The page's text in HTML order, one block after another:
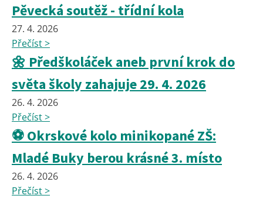
Pěvecká soutěž - třídní kola
27. 4. 2026
Přečíst >
🌼 Předškoláček aneb první krok do
světa školy zahajuje 29. 4. 2026
26. 4. 2026
Přečíst >
⚽ Okrskové kolo minikopané ZŠ:
Mladé Buky berou krásné 3. místo
26. 4. 2026
Přečíst >